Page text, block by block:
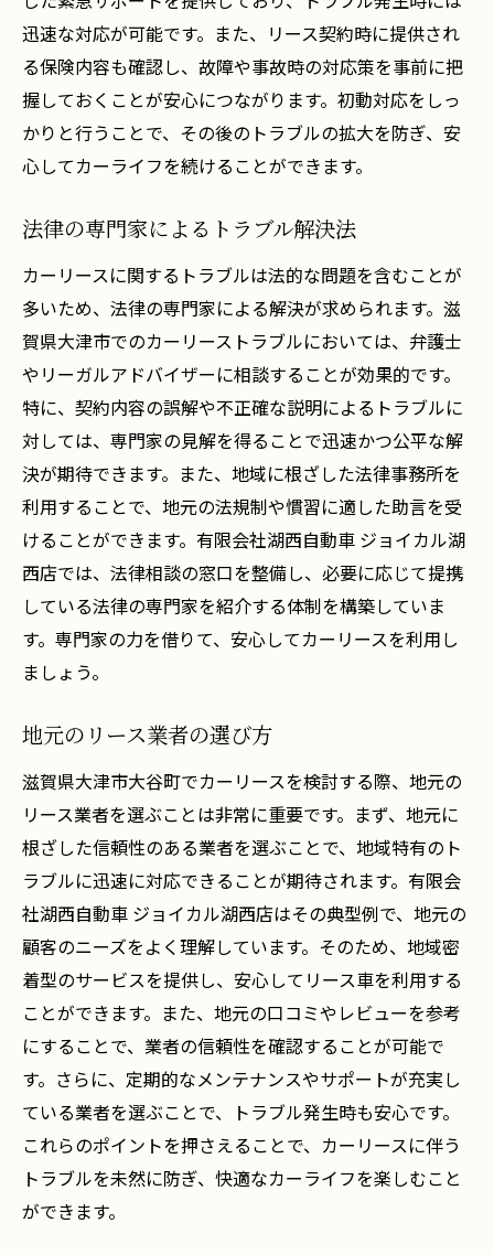
迅速な対応が可能です。また、リース契約時に提供され
る保険内容も確認し、故障や事故時の対応策を事前に把
握しておくことが安心につながります。初動対応をしっ
かりと行うことで、その後のトラブルの拡大を防ぎ、安
心してカーライフを続けることができます。
法律の専門家によるトラブル解決法
カーリースに関するトラブルは法的な問題を含むことが
多いため、法律の専門家による解決が求められます。滋
賀県大津市でのカーリーストラブルにおいては、弁護士
やリーガルアドバイザーに相談することが効果的です。
特に、契約内容の誤解や不正確な説明によるトラブルに
対しては、専門家の見解を得ることで迅速かつ公平な解
決が期待できます。また、地域に根ざした法律事務所を
利用することで、地元の法規制や慣習に適した助言を受
けることができます。有限会社湖西自動車 ジョイカル湖
西店では、法律相談の窓口を整備し、必要に応じて提携
している法律の専門家を紹介する体制を構築していま
す。専門家の力を借りて、安心してカーリースを利用し
ましょう。
地元のリース業者の選び方
滋賀県大津市大谷町でカーリースを検討する際、地元の
リース業者を選ぶことは非常に重要です。まず、地元に
根ざした信頼性のある業者を選ぶことで、地域特有のト
ラブルに迅速に対応できることが期待されます。有限会
社湖西自動車 ジョイカル湖西店はその典型例で、地元の
顧客のニーズをよく理解しています。そのため、地域密
着型のサービスを提供し、安心してリース車を利用する
ことができます。また、地元の口コミやレビューを参考
にすることで、業者の信頼性を確認することが可能で
す。さらに、定期的なメンテナンスやサポートが充実し
ている業者を選ぶことで、トラブル発生時も安心です。
これらのポイントを押さえることで、カーリースに伴う
トラブルを未然に防ぎ、快適なカーライフを楽しむこと
ができます。